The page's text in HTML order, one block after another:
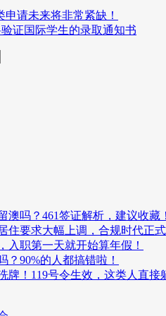
申请未来将非常紧缺！
证国际学生的录取通知书
澳吗？461签证解析，建议收藏！
住要求大幅上调，合规时代正式
入职第一天就开始算年假！
？90%的人都搞错啦！
牌！119号令生效，这类人直接